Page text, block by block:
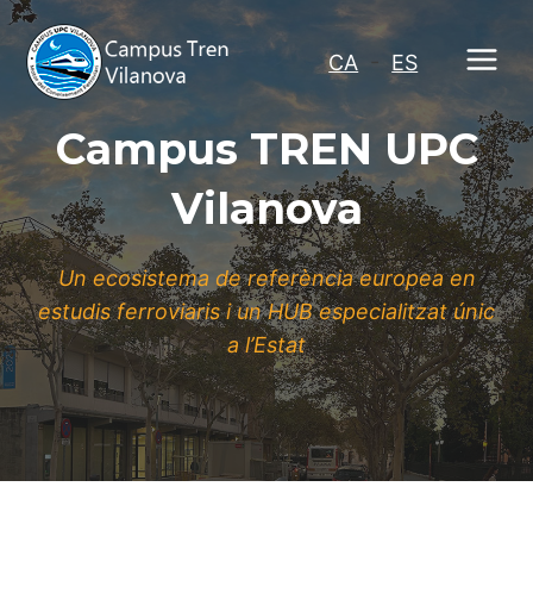
Vés
al
contingut
CA - ES
Campus TREN UPC
Vilanova
Un ecosistema de referència europea en
estudis ferroviaris i un HUB especialitzat únic
a l’Estat